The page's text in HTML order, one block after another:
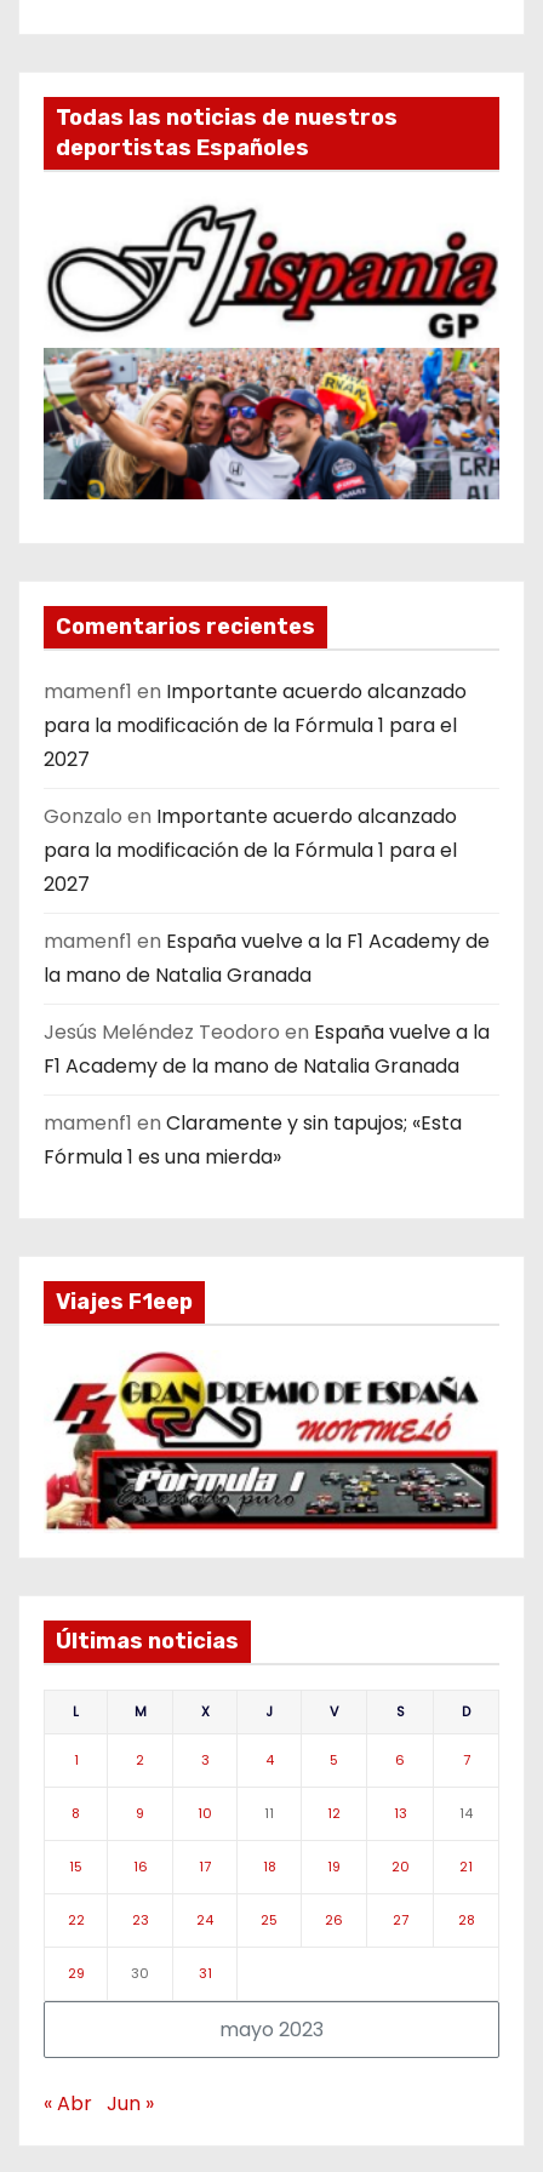
Todas las noticias de nuestros
deportistas Españoles
Comentarios recientes
mamenf1 en Importante acuerdo alcanzado
para la modificación de la Fórmula 1 para el
2027
Gonzalo en Importante acuerdo alcanzado
para la modificación de la Fórmula 1 para el
2027
mamenf1 en España vuelve a la F1 Academy de
la mano de Natalia Granada
Jesús Meléndez Teodoro en España vuelve a la
F1 Academy de la mano de Natalia Granada
mamenf1 en Claramente y sin tapujos; «Esta
Fórmula 1 es una mierda»
Viajes F1eep
Últimas noticias
mayo 2023
L M X J V S D
1 2 3 4 5 6 7
8 9 10 11 12 13 14
15 16 17 18 19 20 21
22 23 24 25 26 27 28
29 30 31
« Abr Jun »